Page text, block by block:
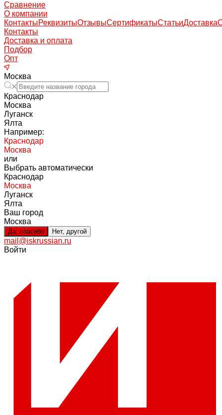
Сравнение
О компании
КонтактыРеквизитыОтзывыСертификатыСтатьиДоставка
Контакты
Доставка и оплата
Подбор
Опт
Москва
Краснодар
Москва
Луганск
Ялта
Например:
Краснодар
Москва
или
Выбрать автоматически
Краснодар
Москва
Луганск
Ялта
Ваш город
Москва
Да, спасибо Нет, другой
mail@iskrussian.ru
Войти